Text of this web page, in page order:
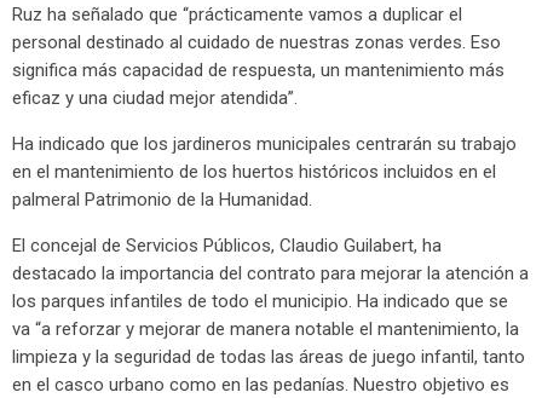
Ruz ha señalado que “prácticamente vamos a duplicar el
personal destinado al cuidado de nuestras zonas verdes. Eso
significa más capacidad de respuesta, un mantenimiento más
eficaz y una ciudad mejor atendida”.
Ha indicado que los jardineros municipales centrarán su trabajo
en el mantenimiento de los huertos históricos incluidos en el
palmeral Patrimonio de la Humanidad.
El concejal de Servicios Públicos, Claudio Guilabert, ha
destacado la importancia del contrato para mejorar la atención a
los parques infantiles de todo el municipio. Ha indicado que se
va “a reforzar y mejorar de manera notable el mantenimiento, la
limpieza y la seguridad de todas las áreas de juego infantil, tanto
en el casco urbano como en las pedanías. Nuestro objetivo es